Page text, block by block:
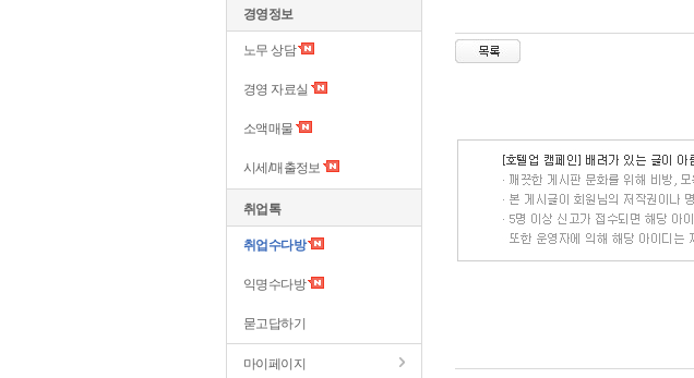
경영정보
노무 상담
경영 자료실
소액매물
시세/매출정보
취업톡
취업수다방
익명수다방
묻고답하기
마이페이지